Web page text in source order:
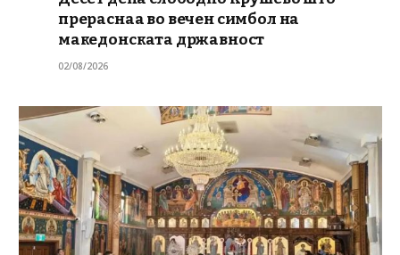
прераснаа во вечен симбол на
македонската државност
02/08/2026